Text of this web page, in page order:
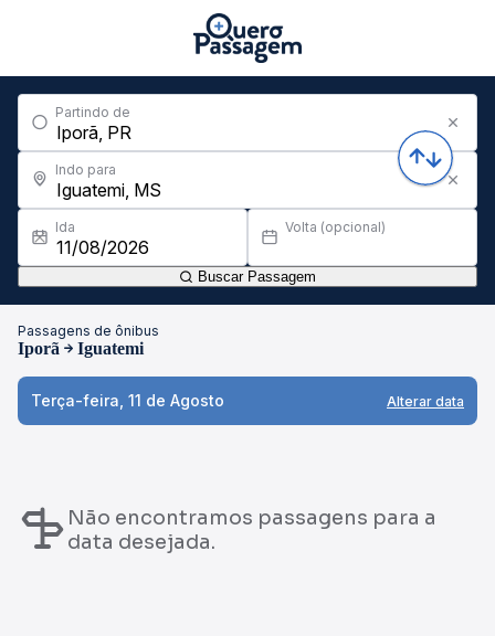
Partindo de
Indo para
Ida Volta (opcional)
Buscar Passagem
Passagens de ônibus
Iporã Iguatemi
Terça-feira, 11 de Agosto Alterar data
Não encontramos passagens para a
data desejada.